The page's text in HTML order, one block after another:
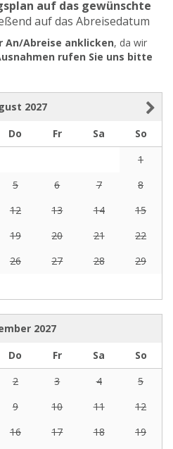
auf das gewünschte
auf das Abreisedatum
An/Abreise anklicken, da wir
rufen Sie uns bitte
2027
Do Fr Sa
So
1
5 6 7
8
12 13 14
15
19 20 21
22
26 27 28
29
2027
Do Fr Sa
So
2 3 4
5
9 10 11
12
16 17 18
19